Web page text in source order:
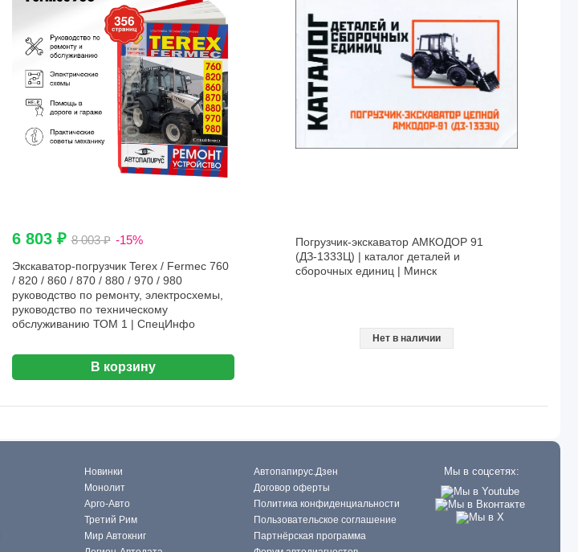
6 803 ₽8 003 ₽ -15%
Экскаватор-погрузчик Terex / Fermec 760
/ 820 / 860 / 870 / 880 / 970 / 980
руководство по ремонту, электросхемы,
руководство по техническому
обслуживанию ТОМ 1 | СпецИнфо
В корзину
Погрузчик-экскаватор АМКОДОР 91
(ДЗ-1333Ц) | каталог деталей и
сборочных единиц | Минск
Нет в наличии
Новинки
Монолит
Арго-Авто
Третий Рим
Мир Автокниг
Автопапирус.Дзен
Договор оферты
Политика конфиденциальности
Пользовательское соглашение
Партнёрская программа
Мы в соцсетях: